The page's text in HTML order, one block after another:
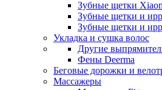
Зубные щетки
Зубные щетки и
Зубные щетки и
Укладка и сушка волос
Другие
Фены Deerma
Беговые дорожки и
Массажеры